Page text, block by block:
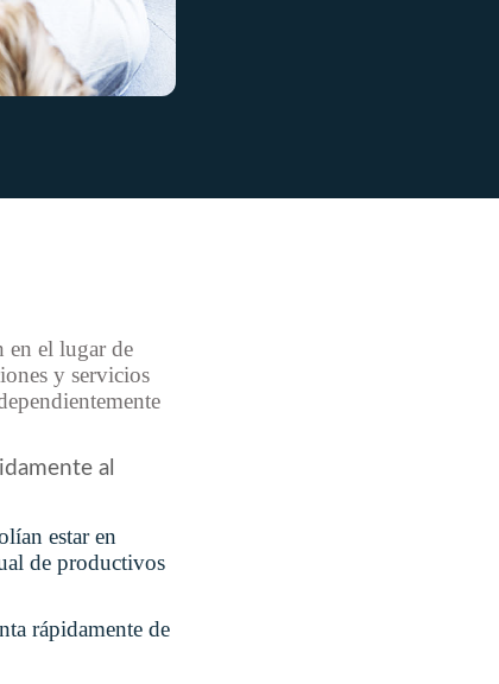
en el lugar de
y servicios
al
estar en
de productivos
rápidamente de